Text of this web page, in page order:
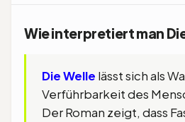
Wie interpretiert man
Die Welle lässt sich als
Verführbarkeit des
Der Roman zeigt, dass